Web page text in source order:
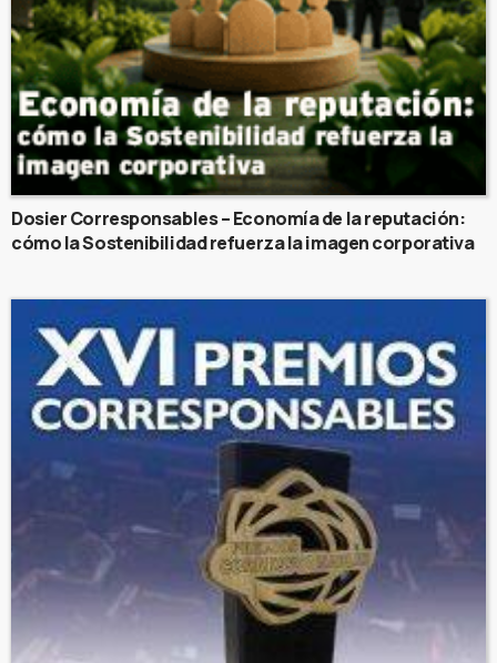
Dosier Corresponsables – Economía de la reputación:
cómo la Sostenibilidad refuerza la imagen corporativa